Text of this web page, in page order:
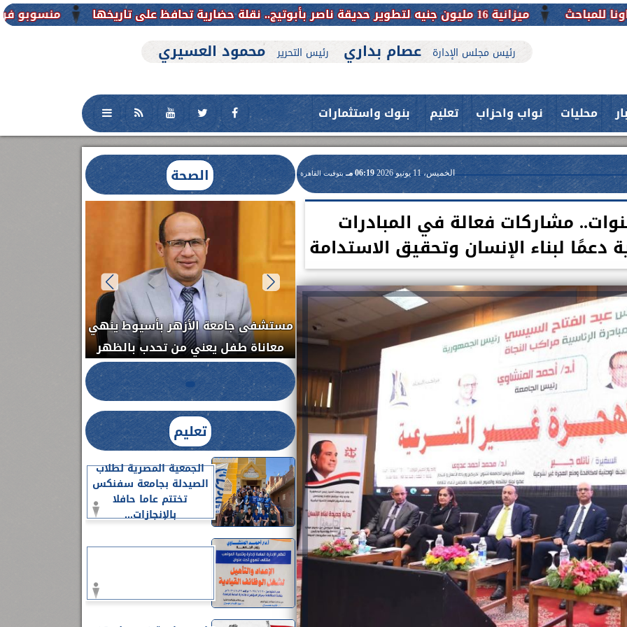
منسوبو فرع جامعة الأزهر حديقة ناصر بأبوتيج.. نقلة حضارية تحافظ على تاريخها
رئيس مجلس الإدارة عصام بداري رئيس التحرير محمود العسيري
محليات نواب واحزاب تعليم بنوك واستثمارات
الخميس، 11 يونيو 2026 06:19 مـ بتوقيت القاهرة
أسيوط خلال 3 سنوات.. مشاركات فعالة في المبادرات
دعمًا لبناء الإنسان وتحقيق الاستدامة
الصحة
العلاج الحر بمنفلوط بالتعاون مع هيئة
الدواء المصرية يشن حملة رقابية مكبرة
لضبط المنشآت الطبية المخالفة.....
حدث بمستشفيات جامعة اسيوط....
فريق طبي بقسم الأنف والأذن
والحنجرة ينجح في استئصال ورم خبيث
من...
اعلن الدكتور طارق على ، القائم بأعمال
رئيس جامعة بني سويف نجاحاً طبياً
جديد بمستشفيات الجامعة...
تعليم
الجمعية المصرية لطلاب
الصيدلة بجامعة سفنكس
تختتم عاما حافلا
بالإنجازات...